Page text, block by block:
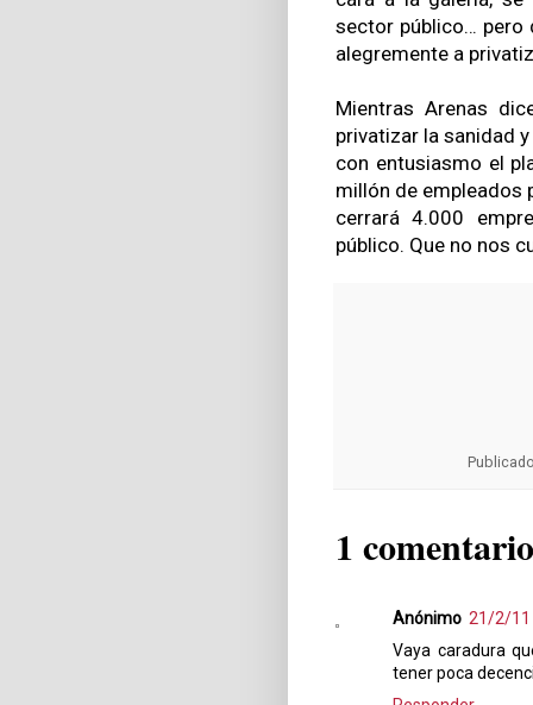
sector público… pero
alegremente a
Mientras Arenas
privatizar la sanidad
con entusiasmo el
millón de empleados
cerrará 4.000
público. Que no nos
Publicado
1
Anónimo 21/2/11
Vaya caradura
tener poca